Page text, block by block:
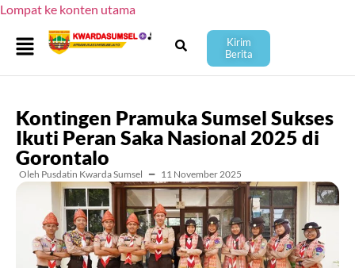
Lompat ke konten utama
Kirim
Berita
Kontingen Pramuka Sumsel Sukses
Ikuti Peran Saka Nasional 2025 di
Gorontalo
Oleh Pusdatin Kwarda Sumsel ━ 11 November 2025